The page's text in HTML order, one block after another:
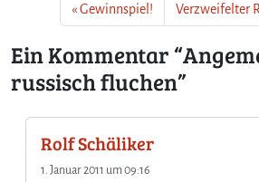
Gewinnspiel! Verzweifelter
Ein Kommentar
russisch fluchen”
Rolf Schäliker
1. Januar 2011 um 09:16